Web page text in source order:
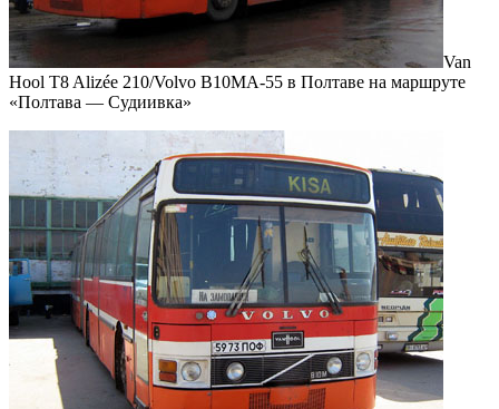
Van
Hool T8 Alizée 210/Volvo B10MA-55 в Полтаве на маршруте
«Полтава — Судиивка»